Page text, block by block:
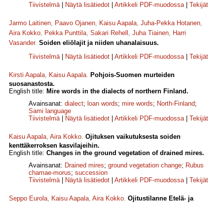
Tiivistelmä| Näytä lisätiedot Artikkeli PDF-muodossa| Tekijät
Jarmo Laitinen, Paavo Ojanen, Kaisu Aapala, Juha-Pekka Hotanen,
Aira Kokko, Pekka Punttila, Sakari Rehell , Juha Tiainen, Harri
Vasander. Soiden eliölajit ja niiden uhanalaisuus.
Tiivistelmä| Näytä lisätiedot Artikkeli PDF-muodossa| Tekijät
Kirsti Aapala, Kaisu Aapala. Pohjois-Suomen murteiden
suosanastosta.
English title: Mire words in the dialects of northern Finland.
Avainsanat: dialect; loan words; mire words; North-Finland;
Sami language
Tiivistelmä| Näytä lisätiedot Artikkeli PDF-muodossa| Tekijät
Kaisu Aapala, Aira Kokko. Ojituksen vaikutuksesta soiden
kenttäkerroksen kasvilajeihin.
English title: Changes in the ground vegetation of drained mires.
Avainsanat: Drained mires; ground vegetation change; Rubus
chamae-morus; succession
Tiivistelmä| Näytä lisätiedot Artikkeli PDF-muodossa| Tekijät
Seppo Eurola, Kaisu Aapala, Aira Kokko. Ojitustilanne Etelä- ja